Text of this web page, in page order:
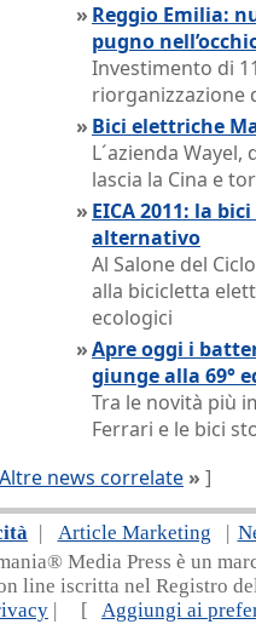
» Reggio Emilia:
pugno
Investimento di
riorganizzazione
» Bici elettriche
L´azienda
lascia la Cina e
» EICA 2011: la
alternativo
Al Salone del
alla bicicletta
ecologici
»Apre oggi i
giunge alla 69°
Tra le novità più
Ferrari e le bici
Altre news correlate » ]
| Article Marketing |
Media Press è un
line iscritta nel Registro
| [ Aggiungi ai